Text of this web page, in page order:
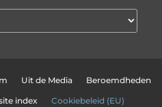
Uit de Media Beroemdheden
index Cookiebeleid (EU)